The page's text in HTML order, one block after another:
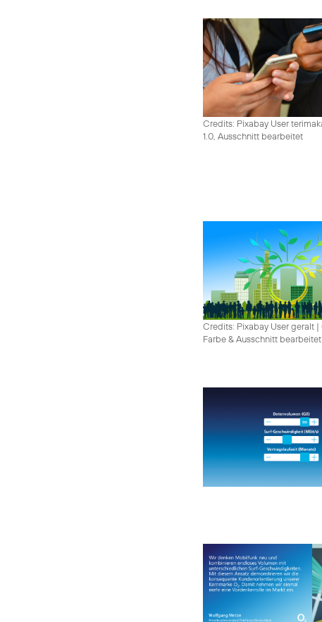
Credits: Pixabay User
1.0, Ausschnitt bearbeitet
Credits: Pixabay User geralt |
Farbe & Ausschnitt bearbeitet